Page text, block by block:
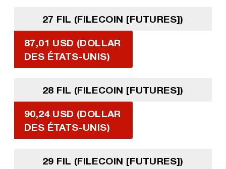
27 FIL (FILECOIN [FUTURES])
87,01 USD (DOLLAR
DES ÉTATS-UNIS)
28 FIL (FILECOIN [FUTURES])
90,24 USD (DOLLAR
DES ÉTATS-UNIS)
29 FIL (FILECOIN [FUTURES])